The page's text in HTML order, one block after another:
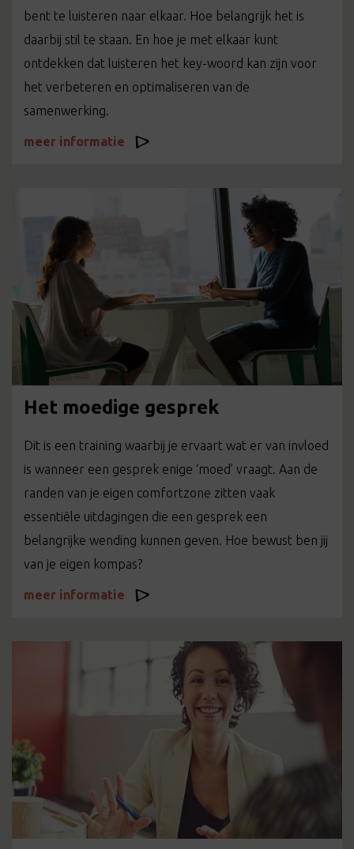
bent te luisteren naar elkaar. Hoe belangrijk het is
daarbij stil te staan. En hoe je met elkaar kunt
ontdekken dat luisteren het key-woord kan zijn voor
het verbeteren en optimaliseren van de
samenwerking.
meer informatie
Het moedige gesprek
Dit is een training waarbij je ervaart wat er van invloed
is wanneer een gesprek enige ‘moed’ vraagt. Aan de
randen van je eigen comfortzone zitten vaak
essentiële uitdagingen die een gesprek een
belangrijke wending kunnen geven. Hoe bewust ben jij
van je eigen kompas?
meer informatie